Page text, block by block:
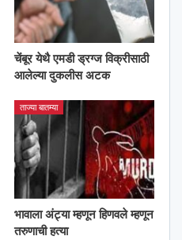
चेंबूर येथै एमडी ड्रग्ज विक्रीसाठी
आलेल्या दुकलीस अटक
ताज्या बातम्या
भावाला अंट्या म्हणून हिणवले म्हणून
तरुणाची हत्या